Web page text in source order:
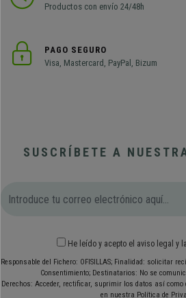
Productos con envío 24/48h
PAGO SEGURO
Visa, Mastercard, PayPal, Bizum
SUSCRÍBETE A
He leído y acepto el aviso legal y
Responsable del Fichero: OFISILLAS; Finalidad: solicitar
Consentimiento; Destinatarios: No se
Derechos: Acceder, rectificar, suprimir los datos así como
en nuestra Política de